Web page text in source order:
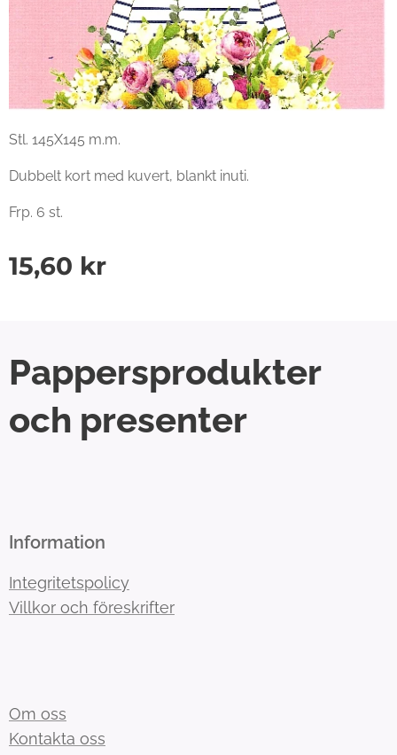
Stl. 145X145 m.m.
Dubbelt kort med kuvert, blankt inuti.
Frp. 6 st.
15,60 kr
Pappersprodukter
och presenter
Information
Integritetspolicy
Villkor och föreskrifter
Om oss
Kontakta oss